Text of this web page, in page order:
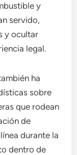
y
servido,
y ocultar
legal.
ha
sobre
que rodean
de
durante la
dentro de